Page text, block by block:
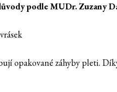
podle MUDr. Zuzany
opakované záhyby pleti.